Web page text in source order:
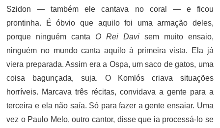
Szidon — também ele cantava no coral — e ficou
prontinha. É óbvio que aquilo foi uma armação deles,
porque ninguém canta O Rei Davisem muito ensaio,
ninguém no mundo canta aquilo à primeira vista. Ela já
viera preparada. Assim era a Ospa, um saco de gatos, uma
coisa bagunçada, suja. O Komlós criava situações
horríveis. Marcava três récitas, convidava a gente para a
terceira e ela não saía. Só para fazer a gente ensaiar. Uma
vez o Paulo Melo, outro cantor, disse que ia processá-lo se